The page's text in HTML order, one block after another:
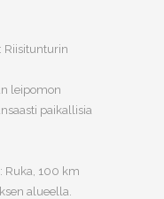
Riisitunturin
leipomon
paikallisia
Ruka, 100 km
alueella.